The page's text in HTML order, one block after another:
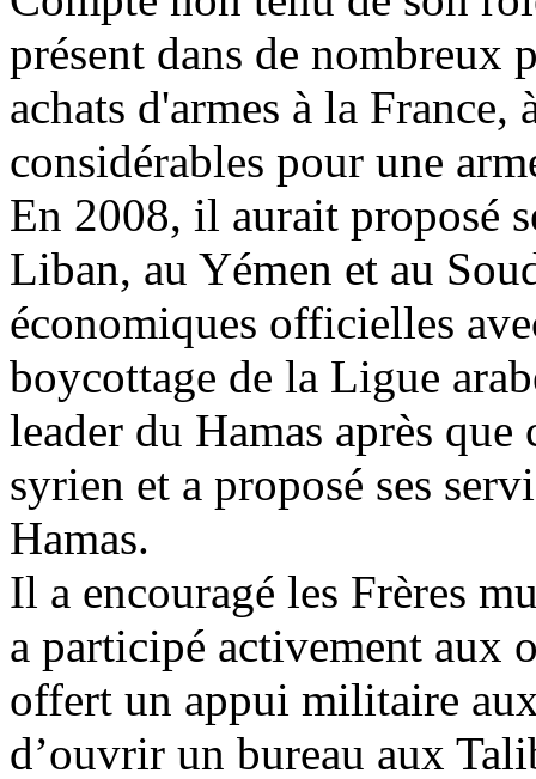
présent dans de nombreux
achats d'armes à la
considérables pour une
En 2008, il aurait proposé
Liban, au Yémen et au
économiques officielles
boycottage de la Ligue
leader du Hamas après
syrien et a proposé ses
Hamas.
Il a encouragé les Frères
a participé activement aux
offert un appui militaire
d’ouvrir un bureau aux